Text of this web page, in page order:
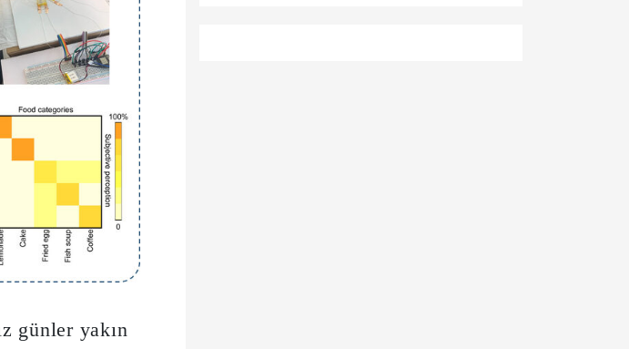
günler yakın